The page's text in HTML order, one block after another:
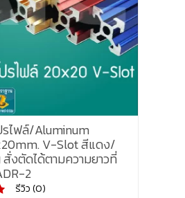
ไฟล์/Aluminum
V-Slot สีแดง/
งตัดได้ตามความยาวที่
2
รีวิว (0)